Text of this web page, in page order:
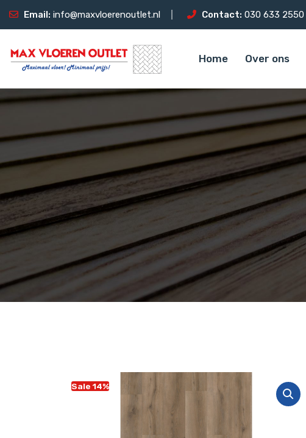
Email: info@maxvloerenoutlet.nl Contact: 030 633 2550
Home Over ons
Sale 14%